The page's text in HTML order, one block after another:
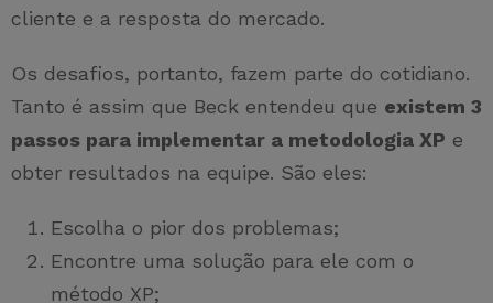
cliente e a resposta do mercado.
Os desafios, portanto, fazem parte do cotidiano.
Tanto é assim que Beck entendeu que existem 3
passos para implementar a metodologia XP e
obter resultados na equipe. São eles:
Escolha o pior dos problemas;
Encontre uma solução para ele com o
método XP;